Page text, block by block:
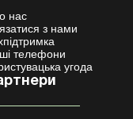
нас
з нами
телефони
угода